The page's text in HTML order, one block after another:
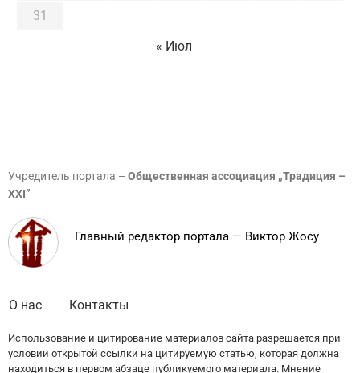
31
« Июл
Учредитель портала – Общественная ассоциация „Традиция –
XXI”
Главный редактор портала — Виктор Жосу
О нас Контакты
Использование и цитирование материалов сайта разрешается при
условии открытой ссылки на цитируемую статью, которая должна
находиться в первом абзаце публикуемого материала. Мнение